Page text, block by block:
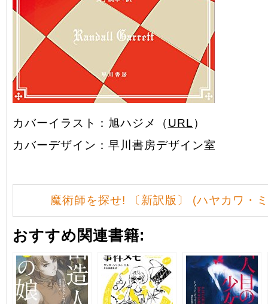
カバーイラスト：旭ハジメ（ URL ）
カバーデザイン：早川書房デザイン室
魔術師を探せ! 〔新訳版〕 (ハヤカワ・
おすすめ関連書籍: